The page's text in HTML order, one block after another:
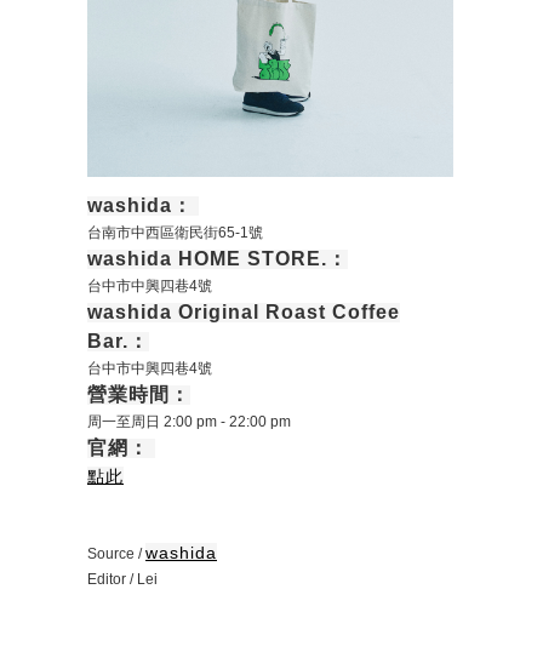
washida：
台南市中西區衛民街65-1號
washida HOME STORE.：
台中市中興四巷4號
washida Original Roast Coffee
Bar.：
台中市中興四巷4號
營業時間：
周一至周日 2:00 pm - 22:00 pm
官網：
點此
Source /washida
Editor / Lei